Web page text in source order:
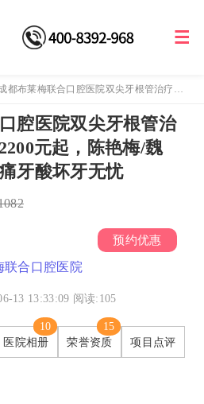
都布莱梅联合口腔医院双尖牙根管治疗
腔医院双尖牙根管治
元起，陈艳梅/魏
牙酸坏牙无忧
联合口腔医院
预约优惠
13 13:33:09 阅读: 105
医院相册
10
荣誉资质
15
项目点评